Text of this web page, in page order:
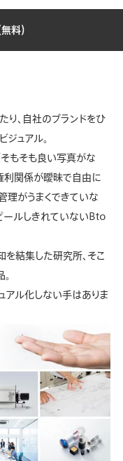
料）
り、自社のブランドをひ
ュアル。
そもそも良い写真がな
利関係が曖昧で自由に
理がうまくできていな
ールしきれていないBto
を結集した研究所、そこ
アル化しない手はありま